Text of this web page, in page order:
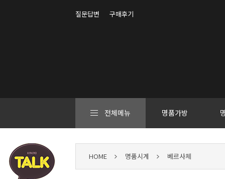
질문답변 구매후기
전체메뉴 명품가방
HOME 명품시계 베르사체